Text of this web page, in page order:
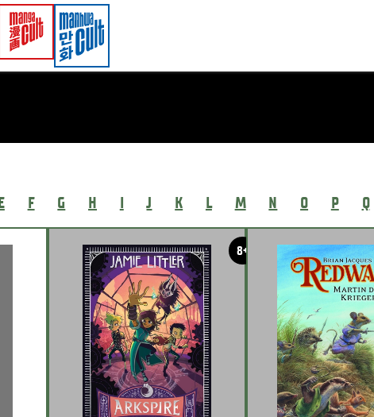
F G H I J K L M N O P Q
8+